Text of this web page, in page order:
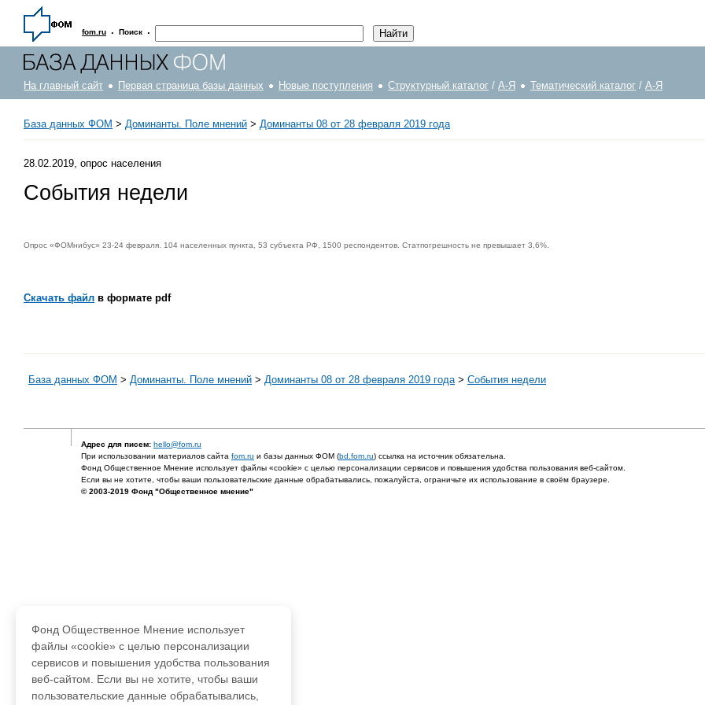
fom.ru · Поиск ·
На главный сайт Первая страница базы данных Новые поступления Структурный каталог / А-Я Тематический каталог / А-Я
База данных ФОМ > Доминанты. Поле мнений > Доминанты 08 от 28 февраля 2019 года
28.02.2019, опрос населения
События недели
Опрос «ФОМнибус» 23-24 февраля. 104 населенных пункта, 53 субъекта РФ, 1500 респондентов. Статпогрешность не превышает 3,6%.
Скачать файл в формате pdf
База данных ФОМ > Доминанты. Поле мнений > Доминанты 08 от 28 февраля 2019 года > События недели
Адрес для писем: hello@fom.ru
При использовании материалов сайта fom.ru и базы данных ФОМ (bd.fom.ru) ссылка на источник обязательна.
Фонд Общественное Мнение использует файлы «cookie» с целью персонализации сервисов и повышения удобства пользования веб-сайтом.
Если вы не хотите, чтобы ваши пользовательские данные обрабатывались, пожалуйста, ограничьте их использование в своём браузере.
© 2003-2019 Фонд "Общественное мнение"
Фонд Общественное Мнение использует
файлы «cookie» с целью персонализации
сервисов и повышения удобства пользования
веб-сайтом. Если вы не хотите, чтобы ваши
пользовательские данные обрабатывались,